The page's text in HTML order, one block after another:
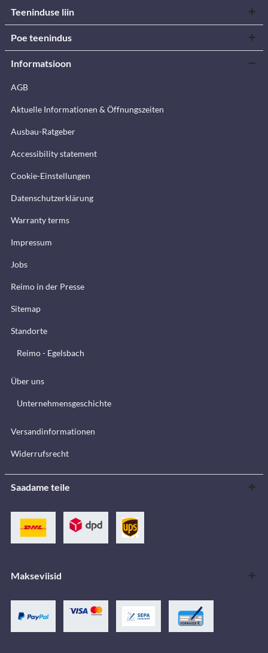
Teeninduse liin
Poe teenindus
Informatsioon
AGB
Aktuelle Informationen & Öffnungszeiten
Ausbau-Ratgeber
Accessibility statement
Cookie-Einstellungen
Datenschutzerklärung
Warranty terms
Impressum
Jobs
Reimo in der Presse
Sitemap
Standorte
Reimo - Egelsbach
Über uns
Unternehmensgeschichte
Versandinformationen
Widerrufsrecht
Saadame teile
Makseviisid